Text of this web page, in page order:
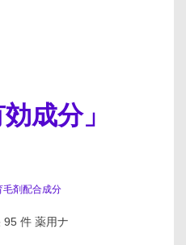
成分」
毛剤配合成分
95 件 薬用ナ